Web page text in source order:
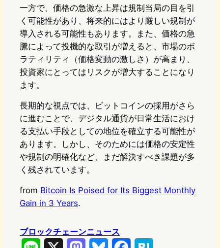
一方で、価格の急激な上昇は規制当局の目を引
く可能性があり、将来的にはより厳しい規制が
導入される可能性もあります。また、価格の急
騰によって投機的な取引が増えると、市場のボ
ラティリティ（価格変動の激しさ）が高まり、
投資家にとってはリスクが増大することになり
ます。
長期的な視点では、ビットコインの採用がさら
に進むことで、デジタル通貨が日常生活におけ
る支払い手段としての地位を確立する可能性が
あります。しかし、そのためには価格の安定性
や規制の明確化など、まだ解決すべき課題が多
く残されています。
from Bitcoin Is Poised for Its Biggest Monthly
Gain in 3 Years.
ブロックチェーンニュース